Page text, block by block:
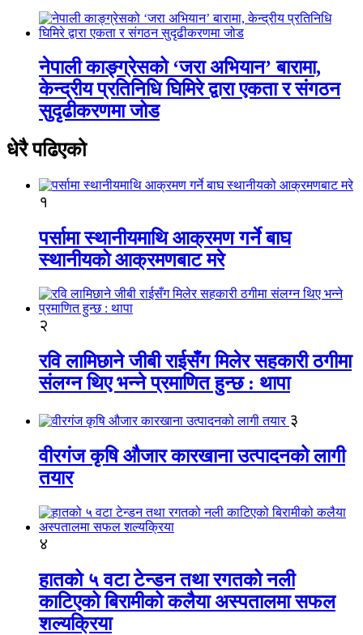
नेपाली काङ्ग्रेसको ‘जरा अभियान’ बारामा,
केन्द्रीय प्रतिनिधि घिमिरे द्वारा एकता र संगठन
सुदृढीकरणमा जोड
धेरै पढिएको
१
पर्सामा स्थानीयमाथि आक्रमण गर्ने बाघ
स्थानीयको आक्रमणबाट मरे
२
रवि लामिछाने जीबी राईसँग मिलेर सहकारी ठगीमा
संलग्न थिए भन्ने प्रमाणित हुन्छ : थापा
३
वीरगंज कृषि औजार कारखाना उत्पादनको लागी
तयार
४
हातको ५ वटा टेन्डन तथा रगतको नली
काटिएको बिरामीको कलैया अस्पतालमा सफल
शल्यक्रिया